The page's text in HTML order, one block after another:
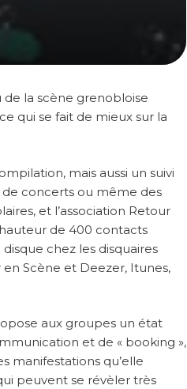
de la scène grenobloise
qui se fait de mieux sur la
mais aussi un suivi
de concerts ou même des
et l’association Retour
de 400 contacts
chez les disquaires
Scène et Deezer, Itunes,
aux groupes un état
et de « booking »,
manifestations qu’elle
peuvent se révèler très